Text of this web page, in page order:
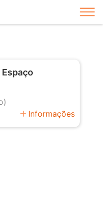
add Informações